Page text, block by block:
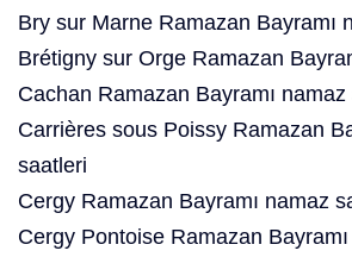
Bry sur Marne Ramazan Bayramı
Brétigny sur Orge Ramazan
Cachan Ramazan Bayramı namaz
Carrières sous Poissy Ramazan
saatleri
Cergy Ramazan Bayramı namaz
Cergy Pontoise Ramazan